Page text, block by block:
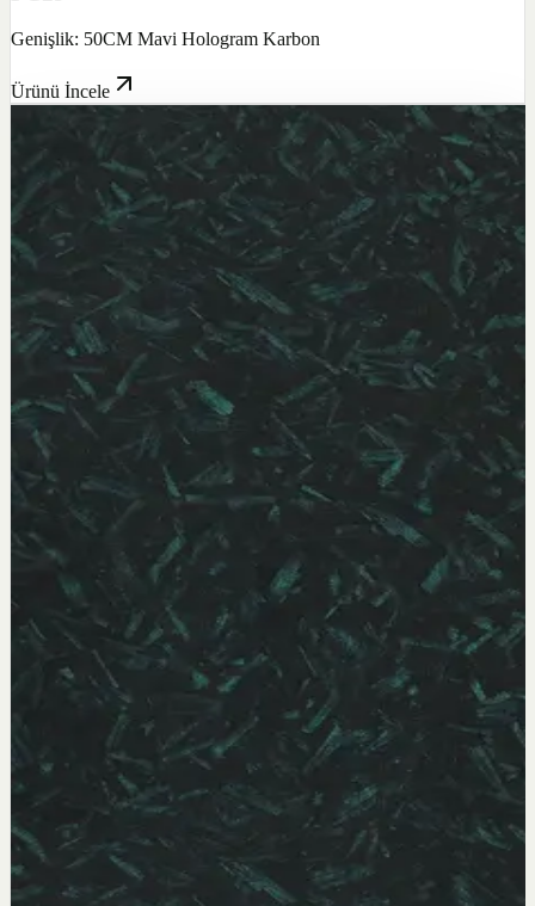
Genişlik: 50CM Mavi Hologram Karbon
Ürünü İncele